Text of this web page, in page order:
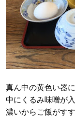
真ん中の黄色い器
中にくるみ味噌が
濃いからご飯がすす